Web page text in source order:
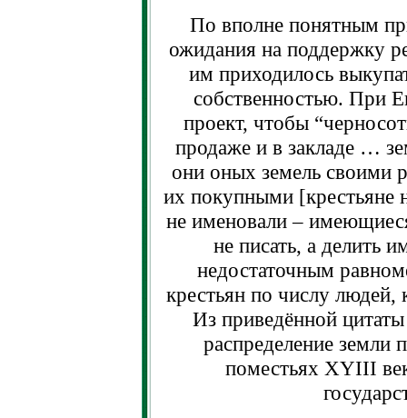
По вполне понятным
ожидания на поддержку
им приходилось
собственностью. При
проект, чтобы
продаже и в закладе …
они оных земель своими
их покупными [крестьяне
не именовали –
не писать, а делить
недостаточным
крестьян по числу людей,
Из приведённой
распределение земли
поместьях XYIII